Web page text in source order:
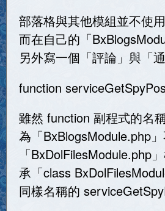
部落格與其他模組並不使
而在自己的「
另外寫一個「評論」與「
function
雖然 function 副程式的名
為「BxBlogsModule.php
「BxDolFilesModule.php
承「class
同樣名稱的